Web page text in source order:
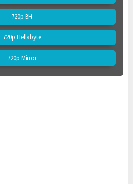
720p BH
720p Hellabyte
720p Mirror